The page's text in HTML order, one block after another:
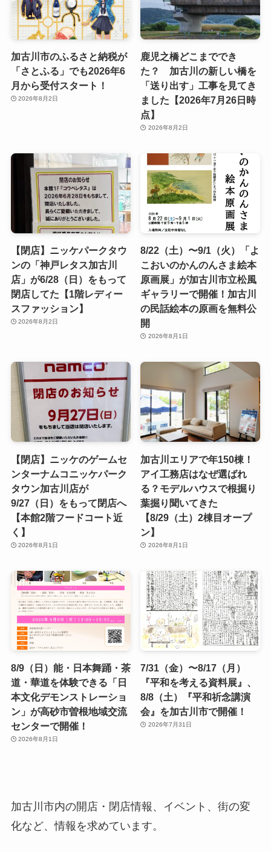
加古川市のふるさと納税が
「さとふる」でも2026年6
月から受付スタート！
2026年8月2日
鹿児之橋どこまででき
た？ 加古川の新しい橋を
「送り出す」工事を見てき
ました【2026年7月26日時
点】
2026年8月2日
【閉店】ニッケパークタウ
ンの「神戸レタス加古川
店」が6/28（日）をもって
閉店してた【1階レディー
スファッション】
2026年8月2日
8/22（土）〜9/1（火）「よ
こおいのかんのんさま絵本
原画展」が加古川市立松風
ギャラリーで開催！加古川
の民話絵本の原画を無料公
開
2026年8月1日
【閉店】ニッケのゲームセ
ンターナムコニッケパーク
タウン加古川店が
9/27（日）をもって閉店へ
【本館2階フードコート近
く】
2026年8月1日
加古川エリアで年150棟！
アイ工務店はなぜ選ばれ
る？モデルハウスで根掘り
葉掘り聞いてきた
【8/29（土）2棟目オープ
ン】
2026年8月1日
8/9（日）能・日本舞踊・茶
道・華道を体験できる「日
本文化デモンストレーショ
ン」が高砂市曽根地域交流
センターで開催！
2026年8月1日
7/31（金）〜8/17（月）
『平和を考える資料展』、
8/8（土）『平和祈念講演
会』を加古川市で開催！
2026年7月31日
加古川市内の開店・閉店情報、イベント、街の変
化など、情報を求めています。